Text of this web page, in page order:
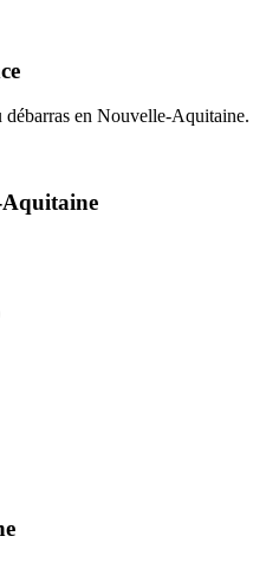
en Nouvelle-Aquitaine.